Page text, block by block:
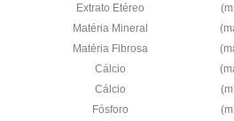
Extrato Etéreo
Matéria Mineral
Matéria Fibrosa
Cálcio
Cálcio
Fósforo